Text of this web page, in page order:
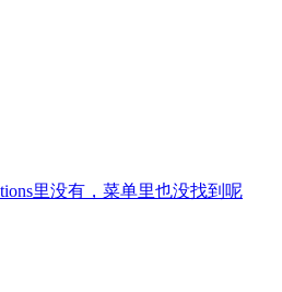
里没有，菜单里也没找到呢